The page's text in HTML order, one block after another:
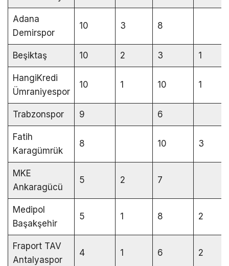
Adana
Demirspor
10 3 8
Beşiktaş 10 2 3 1
HangiKredi
Ümraniyespor
10 1 10 1
Trabzonspor 9 6
Fatih
Karagümrük
8 10 3
MKE
Ankaragücü
5 2 7
Medipol
Başakşehir
5 1 8 2
Fraport TAV
Antalyaspor
4 1 6 2